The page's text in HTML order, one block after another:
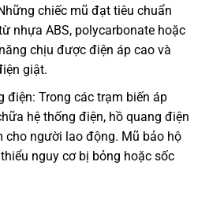
chiếc mũ đạt tiêu chuẩn
nhựa ABS, polycarbonate hoặc
chịu được điện áp cao và
giật.
điện: Trong các trạm biến áp
hệ thống điện, hồ quang điện
cho người lao động. Mũ bảo hộ
nguy cơ bị bỏng hoặc sốc